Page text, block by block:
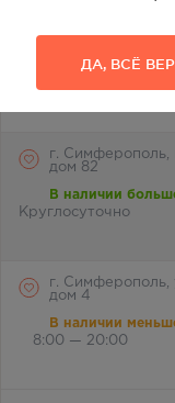
ДА, ВСЁ
Отметьте
г. Симферополь,
дом 82
В наличии
Круглосуточно
г. Симферополь,
дом 4
В наличии
8:00 — 20:00